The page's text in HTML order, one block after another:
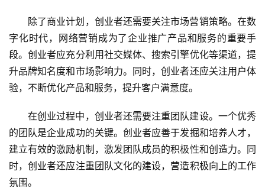
除了商业计划，创业者还需要关注市场营销策略。在数
字化时代，网络营销成为了企业推广产品和服务的重要手
段。创业者应充分利用社交媒体、搜索引擎优化等渠道，提
升品牌知名度和市场影响力。同时，创业者还应关注用户体
验，不断优化产品和服务，提升客户满意度。
在创业过程中，创业者还需要注重团队建设。一个优秀
的团队是企业成功的关键。创业者应善于发掘和培养人才，
建立有效的激励机制，激发团队成员的积极性和创造力。同
时，创业者还应注重团队文化的建设，营造积极向上的工作
氛围。